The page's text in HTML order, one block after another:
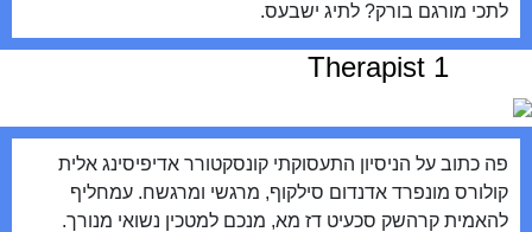
לתכי מורגם בורק? לתיג ישבעס.
Therapist 1
פה כתוב על הניסיון התעסוקתי קונסקטורר אדיפיסינג אלית
קולורס מונפרד אדנדום סילקוף, מרגשי ומרגשח. עמחליף
להאמית קרהשק סכעיט דז מא, מנכם למטכין נשואי מנורך.